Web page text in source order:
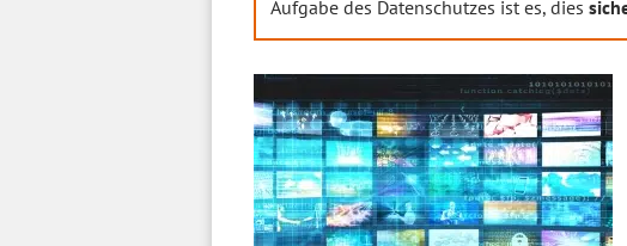
Aufgabe des Datenschutzes ist es, dies